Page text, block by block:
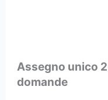
Assegno unico
domande